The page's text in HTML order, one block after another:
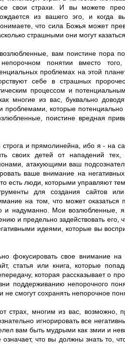
свои страхи. И вы можете
из вашего эго, и когда
что сила Божья может
страшными они могут
вам поистине пора
понятии вместо
проблемах на этой
себе в страшных
процессом и
многие из вас, буквально
которые потенциально
поистине вредная
и прямолинейна, ибо я - на
своих детей от нападений тех,
атакующими ваш
ваше внимание на
есть люди, которыми управляют
для создания сайтов
на том, что может
и надуманно. Мои возлюбленные,
и предельно задействовать его,
идеями, которые вы
фокусировать свое внимание на
статья или книга, которые
которая рассказывает о
поддерживанию непорочного
смогут сохранять непорочное
страх, многим из вас, возможно,
игнорировать все
вам быть мудрыми как змии и
означает, что вы должны знать то,